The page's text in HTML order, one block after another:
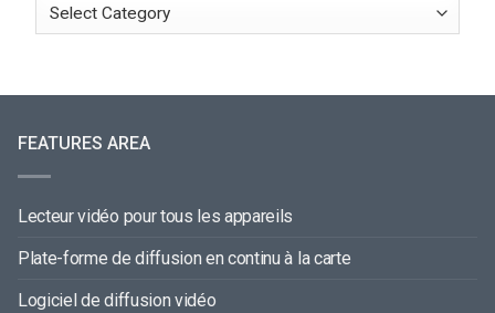
FEATURES AREA
Lecteur vidéo pour tous les appareils
Plate-forme de diffusion en continu à la carte
Logiciel de diffusion vidéo